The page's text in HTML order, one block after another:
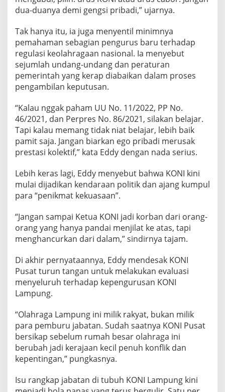
dua-duanya demi gengsi pribadi,” ujarnya.
Tak hanya itu, ia juga menyentil minimnya
pemahaman sebagian pengurus baru terhadap
regulasi keolahragaan nasional. Ia menyebut
sejumlah undang-undang dan peraturan
pemerintah yang kerap diabaikan dalam proses
pengambilan keputusan.
“Kalau nggak paham UU No. 11/2022, PP No.
46/2021, dan Perpres No. 86/2021, silakan belajar.
Tapi kalau memang tidak niat belajar, lebih baik
pamit saja. Jangan biarkan ego pribadi merusak
prestasi kolektif,” kata Eddy dengan nada serius.
Lebih keras lagi, Eddy menyebut bahwa KONI kini
mulai dijadikan kendaraan politik dan ajang kumpul
para “penikmat kekuasaan”.
“Jangan sampai Ketua KONI jadi korban dari orang-
orang yang hanya pandai menjilat ke atas, tapi
menghancurkan dari dalam,” sindirnya tajam.
Di akhir pernyataannya, Eddy mendesak KONI
Pusat turun tangan untuk melakukan evaluasi
menyeluruh terhadap kepengurusan KONI
Lampung.
“Olahraga Lampung ini milik rakyat, bukan milik
para pemburu jabatan. Sudah saatnya KONI Pusat
bersikap sebelum rumah besar olahraga ini
berubah jadi kerajaan kecil penuh konflik dan
kepentingan,” pungkasnya.
Isu rangkap jabatan di tubuh KONI Lampung kini